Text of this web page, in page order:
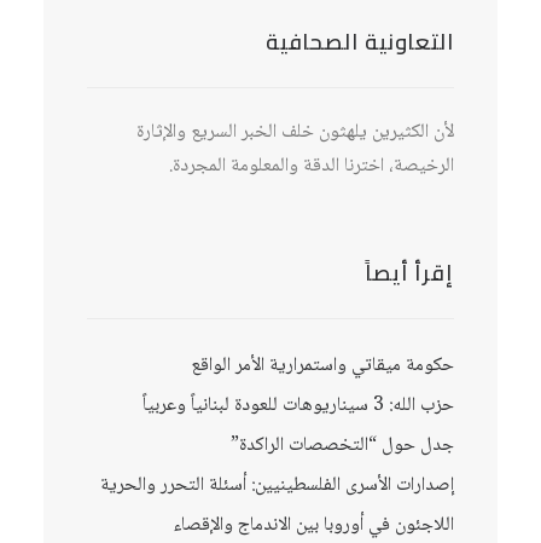
التعاونية الصحافية
لأن الكثيرين يلهثون خلف الخبر السريع والإثارة
الرخيصة، اخترنا الدقة والمعلومة المجردة.
إقرأ أيصاً
حكومة ميقاتي واستمرارية الأمر الواقع
حزب الله: 3 سيناريوهات للعودة لبنانياً وعربياً
جدل حول “التخصصات الراكدة”
إصدارات الأسرى الفلسطينيين: أسئلة التحرر والحرية
اللاجئون في أوروبا بين الاندماج والإقصاء